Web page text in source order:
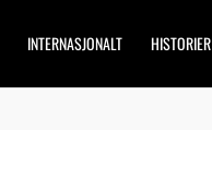
INTERNASJONALT HISTORIER